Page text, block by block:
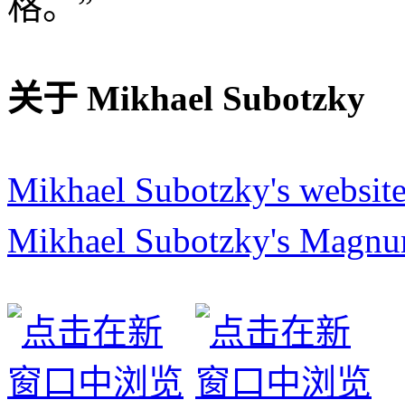
关于 Mikhael Subotzky
Mikhael Subotzky's
Mikhael Subotzky's